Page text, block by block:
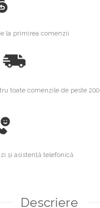
la primirea comenzii
toate comenzile de peste 200
și asistență telefonică
Descriere